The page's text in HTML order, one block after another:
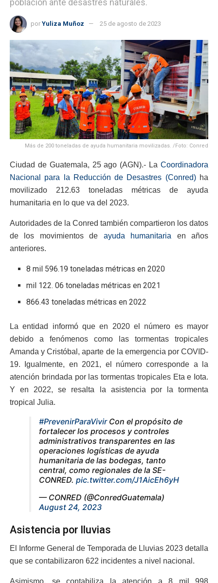
población ante desastres naturales.
por Yuliza Muñoz 25 de agosto de 2023
Más de 200 toneladas de ayuda humanitaria movilizadas. /Foto: Conred
Ciudad de Guatemala, 25 ago (AGN).- La Coordinadora
Nacional para la Reducción de Desastres (Conred)ha
movilizado 212.63 toneladas métricas de ayuda
humanitaria en lo que va del 2023.
Autoridades de la Conred también compartieron los datos
de los movimientos de ayuda humanitaria en años
anteriores.
8 mil 596.19 toneladas métricas en 2020
mil 122. 06 toneladas métricas en 2021
866.43 toneladas métricas en 2022
La entidad informó que en 2020 el número es mayor
debido a fenómenos como las tormentas tropicales
Amanda y Cristóbal, aparte de la emergencia por COVID-
19. Igualmente, en 2021, el número corresponde a la
atención brindada por las tormentas tropicales Eta e Iota.
Y en 2022, se resalta la asistencia por la tormenta
tropical Julia.
#PrevenirParaVivirCon el propósito de
fortalecer los procesos y controles
administrativos transparentes en las
operaciones logísticas de ayuda
humanitaria de las bodegas, tanto
central, como regionales de la SE-
CONRED. pic.twitter.com/J1AicEh6yH
— CONRED (@ConredGuatemala)
August 24, 2023
Asistencia por lluvias
El Informe General de Temporada de Lluvias 2023 detalla
que se contabilizaron 622 incidentes a nivel nacional.